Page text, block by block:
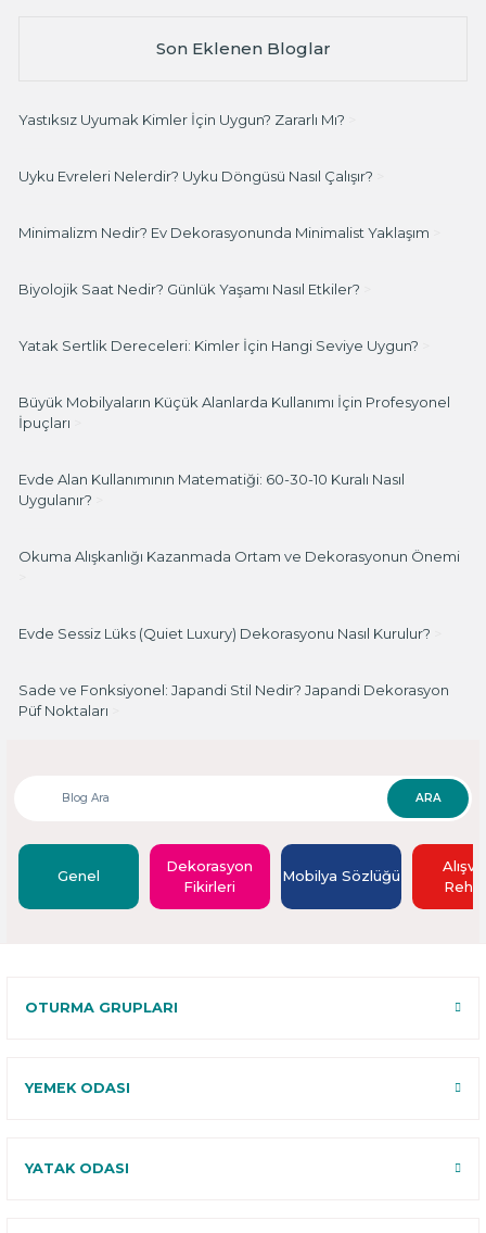
Son Eklenen Bloglar
Yastıksız Uyumak Kimler İçin Uygun? Zararlı Mı?
Uyku Evreleri Nelerdir? Uyku Döngüsü Nasıl Çalışır?
Minimalizm Nedir? Ev Dekorasyonunda Minimalist Yaklaşım
Biyolojik Saat Nedir? Günlük Yaşamı Nasıl Etkiler?
Yatak Sertlik Dereceleri: Kimler İçin Hangi Seviye Uygun?
Büyük Mobilyaların Küçük Alanlarda Kullanımı İçin Profesyonel
İpuçları
Evde Alan Kullanımının Matematiği: 60-30-10 Kuralı Nasıl
Uygulanır?
Okuma Alışkanlığı Kazanmada Ortam ve Dekorasyonun Önemi
Evde Sessiz Lüks (Quiet Luxury) Dekorasyonu Nasıl Kurulur?
Sade ve Fonksiyonel: Japandi Stil Nedir? Japandi Dekorasyon
Püf Noktaları
ARA
Genel
Dekorasyon
Fikirleri
Mobilya Sözlüğü
OTURMA GRUPLARI
YEMEK ODASI
YATAK ODASI